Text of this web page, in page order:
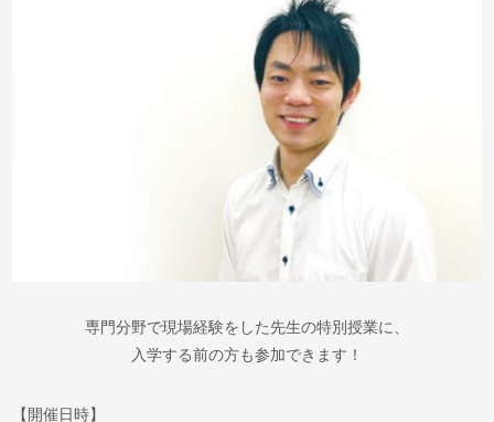
専門分野で現場経験をした先生の特別授業に、
入学する前の方も参加できます！
【開催日時】